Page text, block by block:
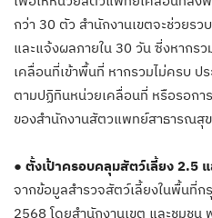
กว่า 30 ตัว สำนักงานเขตจะช่วยร
และแจ้งผลภายใน 30 วัน ซี่งหากร
เคลื่อนที่เข้าพื้นที่ หากรวมไม่ครบ ป
ตามปฏิทินหน่วยเคลื่อนที่ หรือรอกา
ของสำนักงานสัตวแพทย์สาธารณสุ
● ตั้งเป้าครอบคลุมสัตว์เลี้ยง 2.5
จากข้อมูลสำรวจสัตว์เลี้ยงในพื้นที่ก
2568 โดยสำนักงานเขต และชุมช